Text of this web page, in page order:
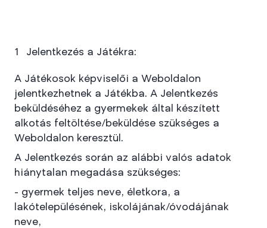
Jelentkezés a Játékra:
A Játékosok képviselői a Weboldalon
jelentkezhetnek a Játékba. A Jelentkezés
beküldéséhez a gyermekek által készített
alkotás feltöltése/beküldése szükséges a
Weboldalon keresztül.
A Jelentkezés során az alábbi valós adatok
hiánytalan megadása szükséges:
- gyermek teljes neve, életkora, a
lakótelepülésének, iskolájának/óvodájának
neve,